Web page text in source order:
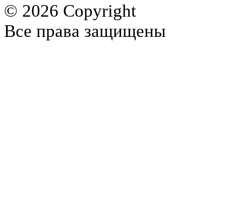
© 2026 Copyright
Все права защищены